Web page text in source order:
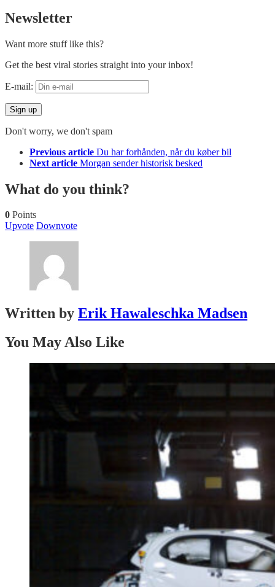
Newsletter
Want more stuff like this?
Get the best viral stories straight into your inbox!
E-mail:
Don't worry, we don't spam
more
Previous article Du har forhånden, når du køber bil
Next article Morgan sender historisk besked
What do you think?
0 Points
Upvote Downvote
Written by Erik Hawaleschka Madsen
You May Also Like